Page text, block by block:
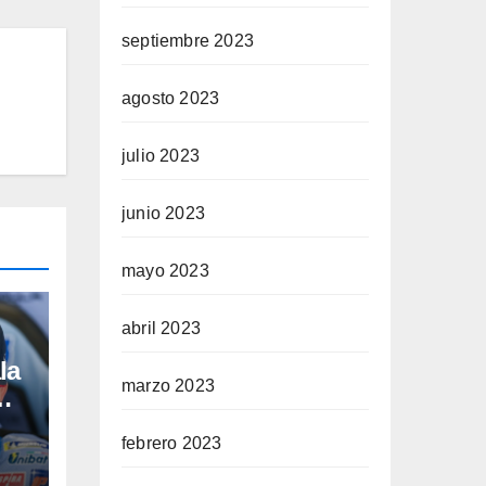
septiembre 2023
agosto 2023
julio 2023
junio 2023
mayo 2023
abril 2023
marzo 2023
febrero 2023